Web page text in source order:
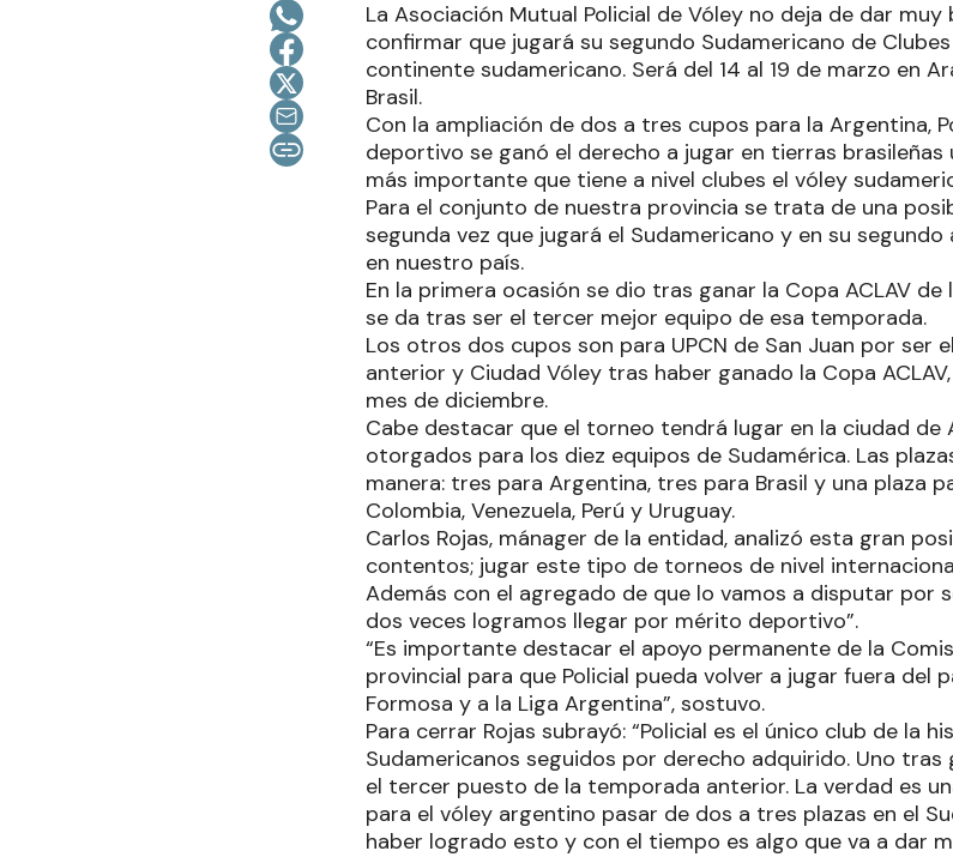
La Asociación Mutual Policial de Vóley no deja de dar
confirmar que jugará su segundo Sudamericano de
continente sudamericano. Será del 14 al 19 de marzo en
Brasil.
Con la ampliación de dos a tres cupos para la Argentina,
deportivo se ganó el derecho a jugar en tierras
más importante que tiene a nivel clubes el vóley
Para el conjunto de nuestra provincia se trata de una
segunda vez que jugará el Sudamericano y en su
en nuestro país.
En la primera ocasión se dio tras ganar la Copa ACLAV
se da tras ser el tercer mejor equipo de esa temporada.
Los otros dos cupos son para UPCN de San Juan por ser
anterior y Ciudad Vóley tras haber ganado la Copa
mes de diciembre.
Cabe destacar que el torneo tendrá lugar en la ciudad de
otorgados para los diez equipos de Sudamérica. Las
manera: tres para Argentina, tres para Brasil y una plaza
Colombia, Venezuela, Perú y Uruguay.
Carlos Rojas, mánager de la entidad, analizó esta gran
contentos; jugar este tipo de torneos de nivel
Además con el agregado de que lo vamos a disputar por
dos veces logramos llegar por mérito deportivo”.
“Es importante destacar el apoyo permanente de la
provincial para que Policial pueda volver a jugar fuera del
Formosa y a la Liga Argentina”, sostuvo.
Para cerrar Rojas subrayó: “Policial es el único club de la
Sudamericanos seguidos por derecho adquirido. Uno
el tercer puesto de la temporada anterior. La verdad es
para el vóley argentino pasar de dos a tres plazas en el
haber logrado esto y con el tiempo es algo que va a dar